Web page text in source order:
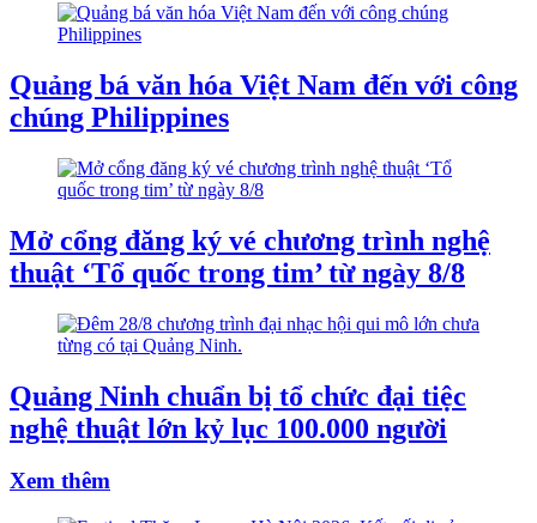
Quảng bá văn hóa Việt Nam đến với công
chúng Philippines
Mở cổng đăng ký vé chương trình nghệ
thuật ‘Tổ quốc trong tim’ từ ngày 8/8
Quảng Ninh chuẩn bị tổ chức đại tiệc
nghệ thuật lớn kỷ lục 100.000 người
Xem thêm